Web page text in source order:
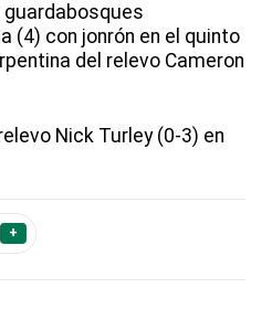
(4) con jonrón en el quinto
del relevo Cameron
Nick Turley (0-3) en
+